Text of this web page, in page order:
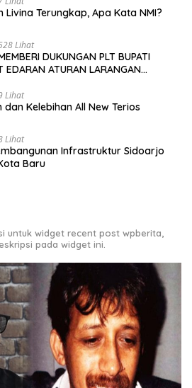
Livina Terungkap, Apa Kata NMI?
Lihat
DUKUNGAN PLT BUPATI
EDARAN ATURAN LARANGAN
Lihat
dan Kelebihan All New Terios
Lihat
Infrastruktur Sidoarjo
Baru
untuk widget recent post wpberita,
pada widget ini.